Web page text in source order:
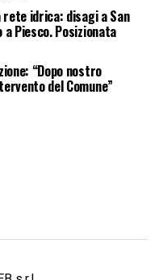
idrica: disagi a San
a Piesco. Posizionata
“Dopo nostro
del Comune”